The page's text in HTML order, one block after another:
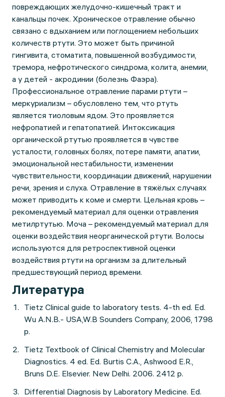
повреждающих желудочно-кишечный тракт и
канальцы почек. Хроническое отравление обычно
связано с вдыханием или поглощением небольших
количеств ртути. Это может быть причиной
гингивита, стоматита, повышенной возбудимости,
тремора, нефротического синдрома, колита, анемии,
а у детей - акродинии (болезнь Фаэра).
Профессиональное отравление парами ртути –
меркуриализм – обусловлено тем, что ртуть
является тиоловым ядом. Это проявляется
нефропатией и гепатопатией. Интоксикация
органической ртутью проявляется в чувстве
усталости, головных болях, потере памяти, апатии,
эмоциональной нестабильности, изменении
чувствительности, координации движений, нарушении
речи, зрения и слуха. Отравление в тяжёлых случаях
может приводить к коме и смерти. Цельная кровь –
рекомендуемый материал для оценки отравления
метилртутью. Моча – рекомендуемый материал для
оценки воздействия неорганической ртути. Волосы
используются для ретроспективной оценки
воздействия ртути на организм за длительный
предшествующий период времени.
Литература
Tietz Clinical guide to laboratory tests. 4-th ed. Ed.
Wu A.N.B.- USA,W.B Sounders Company, 2006, 1798
p.
Tietz Textbook of Clinical Chemistry and Molecular
Diagnostics. 4 ed. Ed. Burtis C.A., Ashwood E.R.,
Bruns D.E. Elsevier. New Delhi. 2006. 2412 p.
Differential Diagnosis by Laboratory Medicine. Ed.